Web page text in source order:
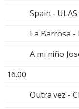
Spain - ULAS
La Barrosa -
A mi niño
16.00
Outra vez -